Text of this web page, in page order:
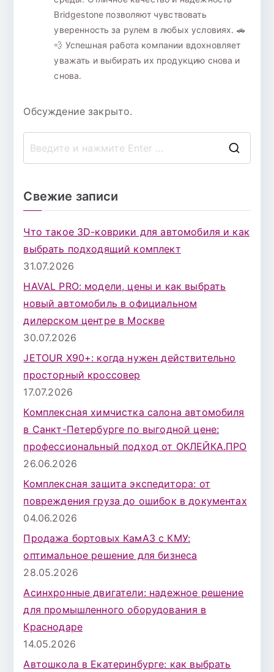
Bridgestone позволяют чувствовать
уверенность за рулем в любых условиях. 🚗
💨 Успешная работа компании вдохновляет
уважать и выбирать их продукцию снова и
снова.
Обсуждение закрыто.
Свежие записи
Что такое 3D-коврики для автомобиля и как
выбрать подходящий комплект
31.07.2026
HAVAL PRO: модели, цены и как выбрать
новый автомобиль в официальном
дилерском центре в Москве
30.07.2026
JETOUR X90+: когда нужен действительно
просторный кроссовер
17.07.2026
Комплексная химчистка салона автомобиля
в Санкт-Петербурге по выгодной цене:
профессиональный подход от ОКЛЕЙКА.ПРО
26.06.2026
Комплексная защита экспедитора: от
повреждения груза до ошибок в документах
04.06.2026
Продажа бортовых КамАЗ с КМУ:
оптимальное решение для бизнеса
28.05.2026
Асинхронные двигатели: надежное решение
для промышленного оборудования в
Краснодаре
14.05.2026
Автошкола в Екатеринбурге: как выбрать